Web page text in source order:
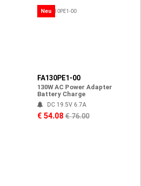
Neu
FA130PE1-00
130W AC Power Adapter
Battery Charge
DC 19.5V 6.7A
€ 54.08€ 76.00